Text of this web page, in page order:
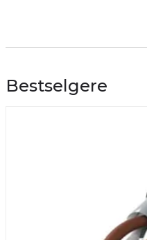
Bestselgere